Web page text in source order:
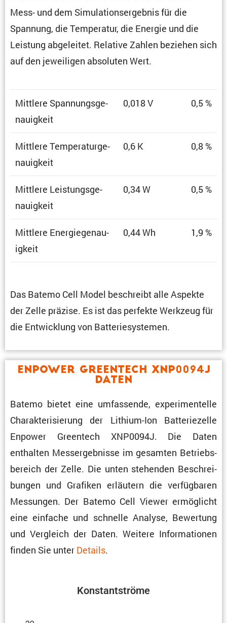
Mess- und dem Simula­ti­ons­er­gebnis für die
Spannung, die Tempe­ratur, die Energie und die
Leistung abgeleitet. Relative Zahlen beziehen sich
auf den jewei­ligen absoluten Wert.
Mittlere Spannungs­ge­
nau­ig­keit
0,018 V 0,5 %
Mittlere Tempe­ra­tur­ge­
nau­ig­keit
0,6 K 0,8 %
Mittlere Leistungs­ge­
nau­ig­keit
0,34 W 0,5 %
Mittlere Energie­ge­nau­
ig­keit
0,44 Wh 1,9 %
Das Batemo Cell Model beschreibt alle Aspekte
der Zelle präzise. Es ist das perfekte Werkzeug für
die Entwick­lung von Batteriesystemen.
Enpower Greentech XNP0094J
Daten
Batemo bietet eine umfas­sende, experi­men­telle
Charak­te­ri­sie­rung der Lithium-Ion Batte­rie­zelle
Enpower Green­tech XNP0094J. Die Daten
enthalten Messergeb­nisse im gesamten Betriebs­
be­reich der Zelle. Die unten stehenden Beschrei­
bungen und Grafiken erläu­tern die verfüg­baren
Messungen. Der Batemo Cell Viewer ermög­licht
eine einfache und schnelle Analyse, Bewer­tung
und Vergleich der Daten. Weitere Infor­ma­tionen
finden Sie unter Details.
Konstant­ströme